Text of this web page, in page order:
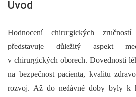
Úvod
Hodnocení chirurgických
představuje důležitý aspekt
v chirurgických oborech. Dovednosti
na bezpečnost pacienta, kvalitu
rozvoj. Až do nedávné doby byly k